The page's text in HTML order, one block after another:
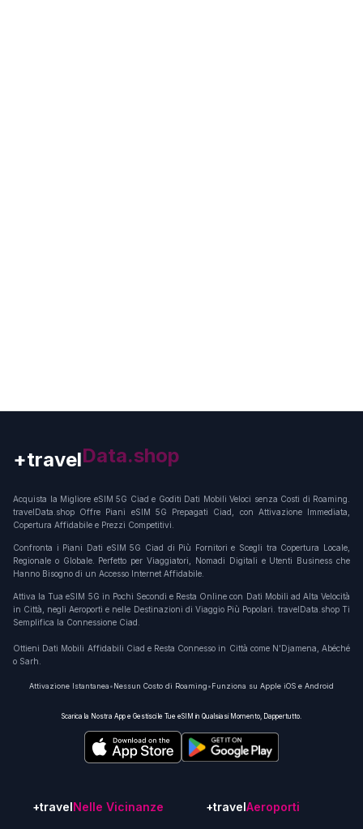
+travelConnection
Acquista la Migliore eSIM 5G Ciad e Goditi Dati Mobili Veloci senza Costi di Roaming.
travelData.shop Offre Piani eSIM 5G Prepagati Ciad, con Attivazione Immediata,
Copertura Affidabile e Prezzi Competitivi.
Confronta i Piani Dati eSIM 5G Ciad di Più Fornitori e Scegli tra Copertura Locale,
Regionale o Globale. Perfetto per Viaggiatori, Nomadi Digitali e Utenti Business che
Hanno Bisogno di un Accesso Internet Affidabile.
Attiva la Tua eSIM 5G in Pochi Secondi e Resta Online con Dati Mobili ad Alta Velocità
in Città, negli Aeroporti e nelle Destinazioni di Viaggio Più Popolari. travelData.shop Ti
Semplifica la Connessione Ciad.
Ottieni Dati Mobili Affidabili Ciad e Resta Connesso in Città come N'Djamena, Abéché
o Sarh.
Attivazione Istantanea•Nessun Costo di Roaming•Funziona su Apple iOS e Android
Scarica la Nostra App e Gestisci le Tue eSIM in Qualsiasi Momento, Dappertutto.
+travelNelle Vicinanze +travelAeroporti